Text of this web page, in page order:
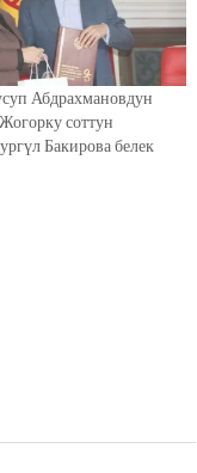
Абдрахмановдун
соттун
Бакирова белек